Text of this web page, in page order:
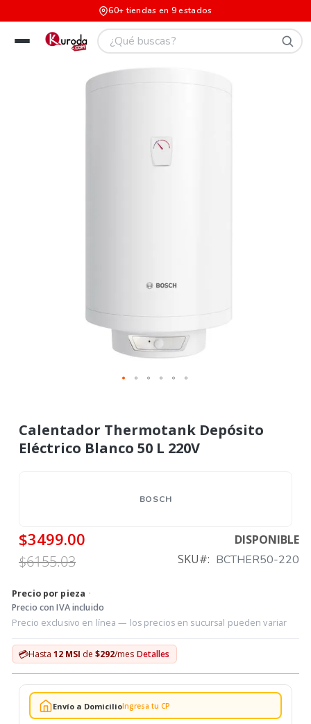
60+ tiendas en 9 estados
Calentador Thermotank Depósito
Eléctrico Blanco 50 L 220V
BOSCH
$3499.00
$6155.03
DISPONIBLE
SKU
BCTHER50-220
Precio por pieza ·
Precio con IVA incluido
Precio exclusivo en línea — los precios en sucursal pueden variar
💳Hasta 12 MSI de $292/mes Detalles
Envío a DomicilioIngresa tu CP